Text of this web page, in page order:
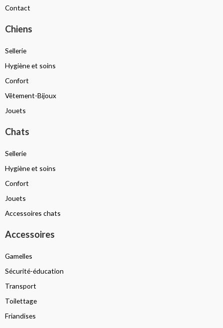
Contact
Chiens
Sellerie
Hygiène et soins
Confort
Vêtement-Bijoux
Jouets
Chats
Sellerie
Hygiène et soins
Confort
Jouets
Accessoires chats
Accessoires
Gamelles
Sécurité-éducation
Transport
Toilettage
Friandises